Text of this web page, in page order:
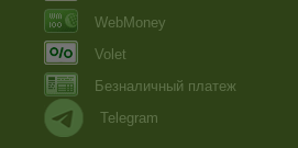
WebMoney
Volet
Безналичный платеж
Telegram